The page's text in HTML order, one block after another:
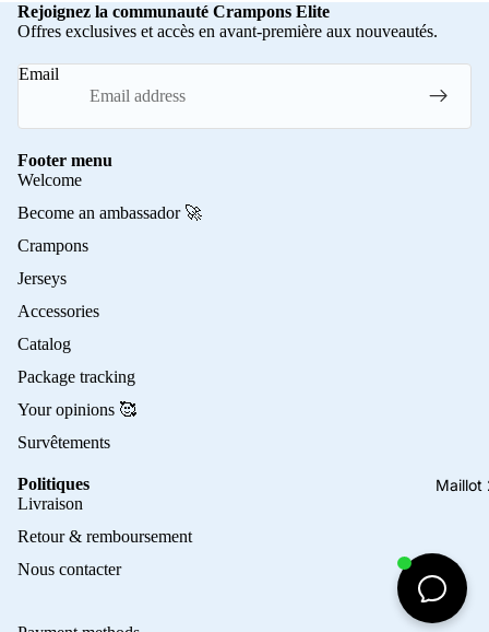
Rejoignez la communauté Crampons Elite
Offres exclusives et accès en avant-première aux nouveautés.
Email
Footer menu
Welcome
Become an ambassador 🚀
Crampons
Jerseys
Accessories
Catalog
Package tracking
Your opinions 🥰
Survêtements
Politiques
Livraison
Retour & remboursement
Nous contacter